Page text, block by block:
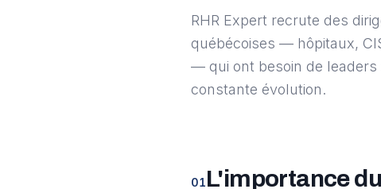
RHR Expert recrute des
québécoises — hôpitaux,
— qui ont besoin de
constante évolution.
01L'importance